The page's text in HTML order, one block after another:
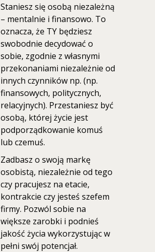
Staniesz się osobą niezależną
– mentalnie i finansowo. To
oznacza, że TY będziesz
swobodnie decydować o
sobie, zgodnie z własnymi
przekonaniami niezależnie od
innych czynników np. (np.
finansowych, politycznych,
relacyjnych). Przestaniesz być
osobą, której życie jest
podporządkowanie komuś
lub czemuś.
Zadbasz o swoją markę
osobistą, niezależnie od tego
czy pracujesz na etacie,
kontrakcie czy jesteś szefem
firmy. Pozwól sobie na
większe zarobki i podnieś
jakość życia wykorzystując w
pełni swój potencjał.